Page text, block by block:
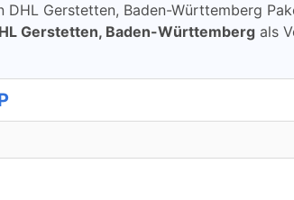
Gerstetten, Baden-Württemberg
Gerstetten, Baden-Württemberg als